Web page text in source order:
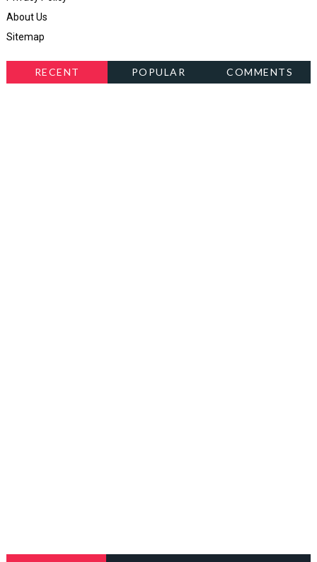
About Us
Sitemap
RECENT POPULAR COMMENTS